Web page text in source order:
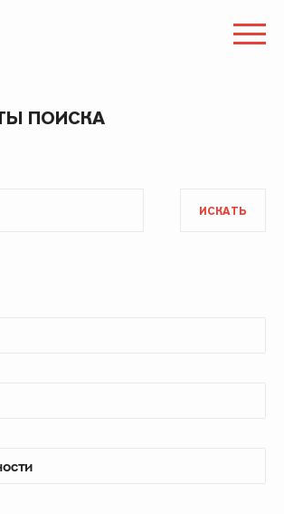
ПОИСКА
ИСКАТЬ